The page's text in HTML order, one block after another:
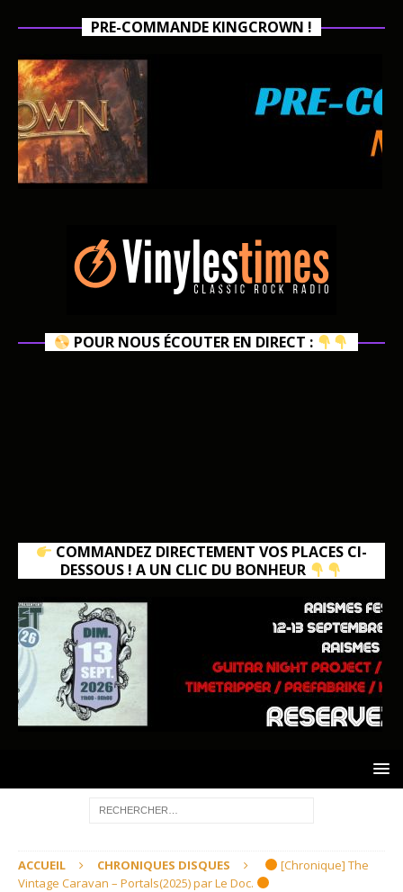
PRE-COMMANDE KINGCROWN !
POUR NOUS ÉCOUTER EN DIRECT :
COMMANDEZ DIRECTEMENT VOS PLACES CI-
DESSOUS ! A UN CLIC DU BONHEUR
ACCUEIL CHRONIQUES DISQUES
[Chronique] The
Vintage Caravan – Portals(2025) par Le Doc.